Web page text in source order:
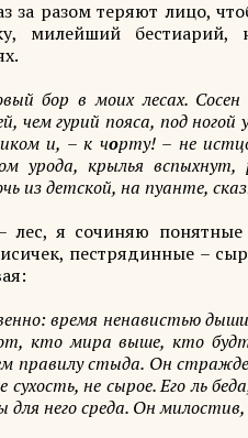
за разом теряют лицо,
милейший бестиарий,
бор в моих лесах.
чем гурий пояса, под
и, – к чорту! – не
урода, крылья вспыхнут,
из детской, на пуанте,
лес, я сочиняю
пестрядинные –
время ненавистью
кто мира выше, кто
правилу стыда. Он
сухость, не сырое. Его ль
для него среда. Он